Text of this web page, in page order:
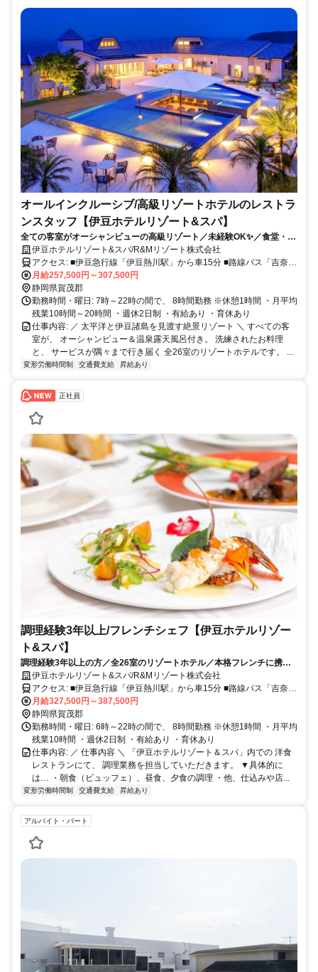
オールインクルーシブ/高級リゾートホテルのレストラ
ンスタッフ【伊豆ホテルリゾート&スパ】
全ての客室がオーシャンビューの高級リゾート／未経験OK✨／食堂・社
員寮あり◎
伊豆ホテルリゾート&スパ/R&Mリゾート株式会社
アクセス: ■伊豆急行線「伊豆熱川駅」から車15分 ■路線バス「吉奈温
泉口」から徒歩15分 ・マイカー通勤ＯＫ ・バイク通勤ＯＫ ・無料駐
車場あり
月給257,500円～307,500円
静岡県賀茂郡
勤務時間・曜日: 7時～22時の間で、 8時間勤務 ※休憩1時間 ・月平均
残業10時間～20時間 ・週休2日制 ・有給あり ・育休あり
仕事内容: ／ 太平洋と伊豆諸島を見渡す絶景リゾート ＼ すべての客
室が、 オーシャンビュー＆温泉露天風呂付き。 洗練されたお料理
と、 サービスが隅々まで行き届く 全26室のリゾートホテルです。 ...
変形労働時間制 交通費支給 昇給あり
正社員
調理経験3年以上/フレンチシェフ【伊豆ホテルリゾー
ト&スパ】
調理経験3年以上の方／全26室のリゾートホテル／本格フレンチに携わ
る／寮完備
伊豆ホテルリゾート&スパ/R&Mリゾート株式会社
アクセス: ■伊豆急行線「伊豆熱川駅」から車15分 ■路線バス「吉奈温
泉口」から徒歩15分 ・マイカー通勤ＯＫ ・バイク通勤ＯＫ ・無料駐
車場あり
月給327,500円～387,500円
静岡県賀茂郡
勤務時間・曜日: 6時～22時の間で、 8時間勤務 ※休憩1時間 ・月平均
残業10時間 ・週休2日制 ・有給あり ・育休あり
仕事内容: ／ 仕事内容 ＼ 「伊豆ホテルリゾート＆スパ」内での 洋食
レストランにて、 調理業務を担当していただきます。 ▼具体的に
は… ・朝食（ビュッフェ）、昼食、夕食の調理 ・他、仕込みや店...
変形労働時間制 交通費支給 昇給あり
アルバイト・パート